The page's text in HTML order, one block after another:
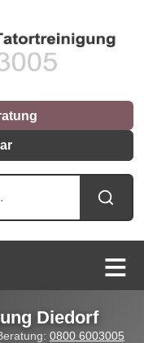
Diedorf
0800 6003005